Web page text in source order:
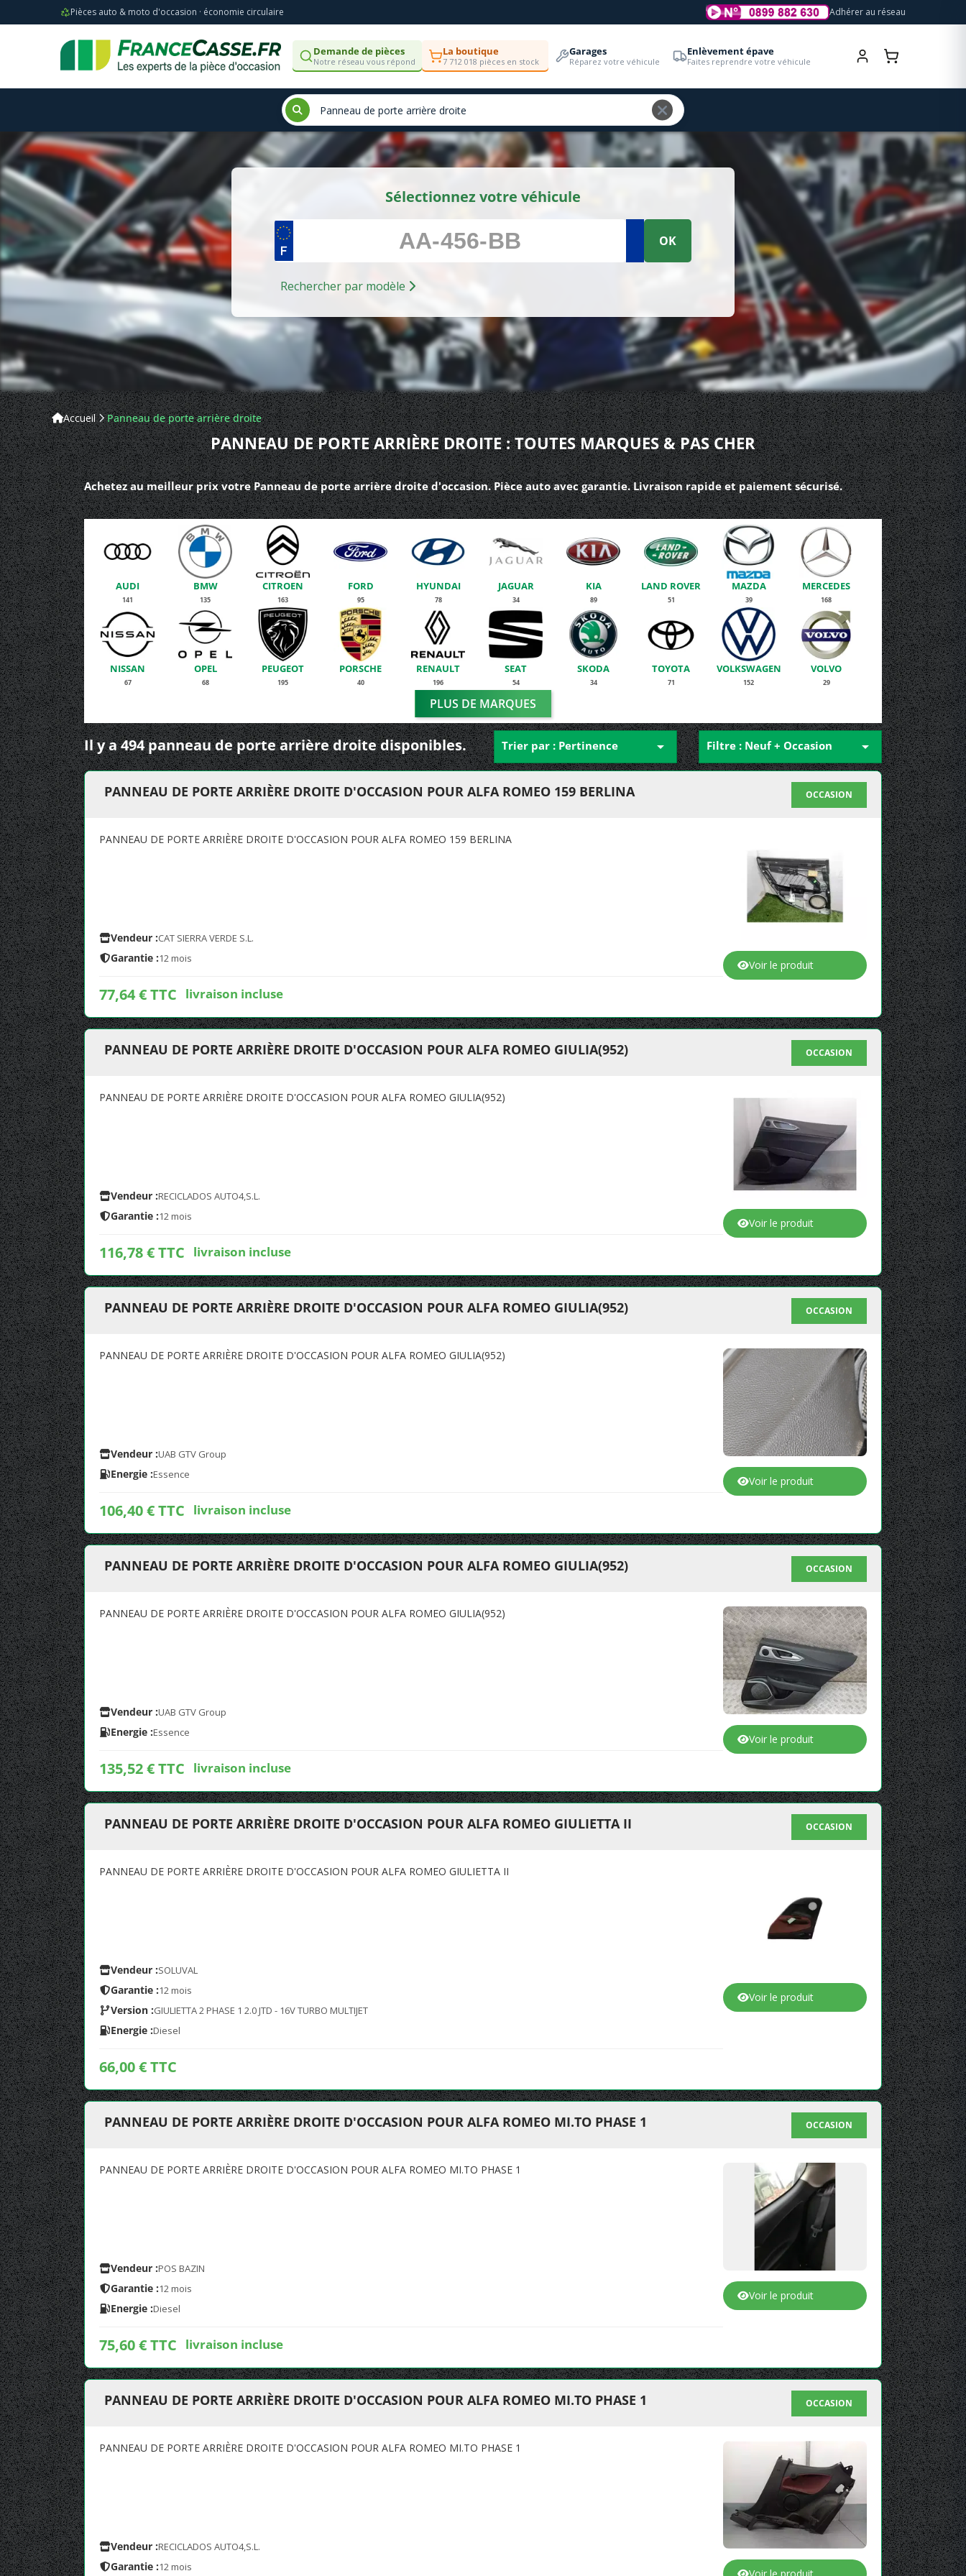
Pièces auto & moto d'occasion · économie circulaire Adhérer au réseau
Demande de pièces
Notre réseau vous répond
La boutique
7 712 018 pièces en stock
Garages
Réparez votre véhicule
Enlèvement épave
Faites reprendre votre véhicule
Sélectionnez votre véhicule
OK
Rechercher par modèle
Accueil Panneau de porte arrière droite
PANNEAU DE PORTE ARRIÈRE DROITE : TOUTES MARQUES & PAS CHER
Achetez au meilleur prix votre Panneau de porte arrière droite d'occasion. Pièce auto avec garantie. Livraison rapide et paiement sécurisé.
AUDI
141
BMW
135
CITROEN
163
FORD
95
HYUNDAI
78
JAGUAR
34
KIA
89
LAND ROVER
51
MAZDA
39
MERCEDES
168
NISSAN
67
OPEL
68
PEUGEOT
195
PORSCHE
40
RENAULT
196
SEAT
54
SKODA
34
TOYOTA
71
VOLKSWAGEN
152
VOLVO
29
PLUS DE MARQUES
Il y a 494 panneau de porte arrière droite disponibles. Trier par : Pertinence  Filtre : Neuf + Occasion 
PANNEAU DE PORTE ARRIÈRE DROITE D'OCCASION POUR ALFA ROMEO 159 BERLINA OCCASION
PANNEAU DE PORTE ARRIÈRE DROITE D'OCCASION POUR ALFA ROMEO 159 BERLINA
Vendeur :CAT SIERRA VERDE S.L.
Garantie :12 mois
77,64 € TTC livraison incluse
Voir le produit
PANNEAU DE PORTE ARRIÈRE DROITE D'OCCASION POUR ALFA ROMEO GIULIA(952) OCCASION
PANNEAU DE PORTE ARRIÈRE DROITE D'OCCASION POUR ALFA ROMEO GIULIA(952)
Vendeur :RECICLADOS AUTO4,S.L.
Garantie :12 mois
116,78 € TTC livraison incluse
Voir le produit
PANNEAU DE PORTE ARRIÈRE DROITE D'OCCASION POUR ALFA ROMEO GIULIA(952) OCCASION
PANNEAU DE PORTE ARRIÈRE DROITE D'OCCASION POUR ALFA ROMEO GIULIA(952)
Vendeur :UAB GTV Group
Energie :Essence
106,40 € TTC livraison incluse
Voir le produit
PANNEAU DE PORTE ARRIÈRE DROITE D'OCCASION POUR ALFA ROMEO GIULIA(952) OCCASION
PANNEAU DE PORTE ARRIÈRE DROITE D'OCCASION POUR ALFA ROMEO GIULIA(952)
Vendeur :UAB GTV Group
Energie :Essence
135,52 € TTC livraison incluse
Voir le produit
PANNEAU DE PORTE ARRIÈRE DROITE D'OCCASION POUR ALFA ROMEO GIULIETTA II OCCASION
PANNEAU DE PORTE ARRIÈRE DROITE D'OCCASION POUR ALFA ROMEO GIULIETTA II
Vendeur :SOLUVAL
Garantie :12 mois
Version :GIULIETTA 2 PHASE 1 2.0 JTD - 16V TURBO MULTIJET
Energie :Diesel
66,00 € TTC
Voir le produit
PANNEAU DE PORTE ARRIÈRE DROITE D'OCCASION POUR ALFA ROMEO MI.TO PHASE 1 OCCASION
PANNEAU DE PORTE ARRIÈRE DROITE D'OCCASION POUR ALFA ROMEO MI.TO PHASE 1
Vendeur :POS BAZIN
Garantie :12 mois
Energie :Diesel
75,60 € TTC livraison incluse
Voir le produit
PANNEAU DE PORTE ARRIÈRE DROITE D'OCCASION POUR ALFA ROMEO MI.TO PHASE 1 OCCASION
PANNEAU DE PORTE ARRIÈRE DROITE D'OCCASION POUR ALFA ROMEO MI.TO PHASE 1
Vendeur :RECICLADOS AUTO4,S.L.
Garantie :12 mois